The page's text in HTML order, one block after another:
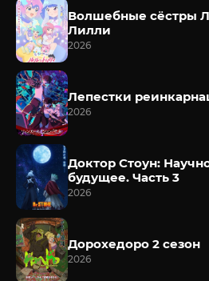
Волшебные сёстры
Лилли
2026
Лепестки
2026
Доктор Стоун:
будущее. Часть 3
2026
Дорохедоро 2 сезон
2026